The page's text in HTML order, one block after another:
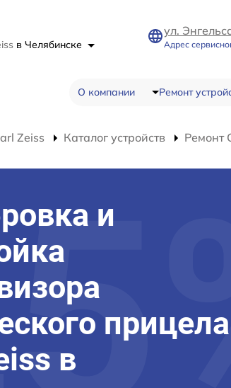
в Челябинске
ул.
Адрес
О компании Ремонт
Zeiss Каталог устройств Ремонт
и
прицела
в